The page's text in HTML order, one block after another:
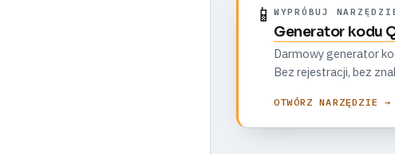
📱 WYPRÓBUJ
Generator kodu
Darmowy generator
Bez rejestracji, bez
OTWÓRZ NARZĘDZIE →